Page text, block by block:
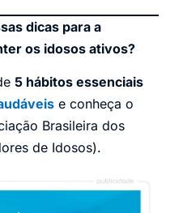
dicas para a
os idosos ativos?
5 hábitos essenciais
e conheça o
Brasileira dos
de Idosos).